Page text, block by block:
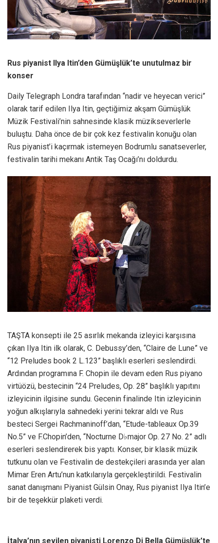
Rus piyanist Ilya Itin’den Gümüşlük’te unutulmaz bir
konser
Daily Telegraph Londra tarafından “nadir ve heyecan verici”
olarak tarif edilen Ilya Itin, geçtiğimiz akşam Gümüşlük
Müzik Festivali’nin sahnesinde klasik müzikseverlerle
buluştu. Daha önce de bir çok kez festivalin konuğu olan
Rus piyanist’i kaçırmak istemeyen Bodrumlu sanatseverler,
festivalin tarihi mekanı Antik Taş Ocağı’nı doldurdu.
TAŞTA konsepti ile 25 asırlık mekanda izleyici karşısına
çıkan Ilya Itin ilk olarak, C. Debussy’den, “Claire de Lune” ve
“12 Preludes book 2 L.123” başlıklı eserleri seslendirdi.
Ardından programına F. Chopin ile devam eden Rus piyano
virtüözü, bestecinin “24 Preludes, Op. 28” başlıklı yapıtını
izleyicinin ilgisine sundu. Gecenin finalinde Itin izleyicinin
yoğun alkışlarıyla sahnedeki yerini tekrar aldı ve Rus
besteci Sergei Rachmaninoff’dan, “Etude-tableaux Op.39
No.5” ve F.Chopin’den, “Nocturne D♭major Op. 27 No. 2” adlı
eserleri seslendirerek bis yaptı. Konser, bir klasik müzik
tutkunu olan ve Festivalin de destekçileri arasında yer alan
Mimar Eren Artu’nun katkılarıyla gerçekleştirildi. Festivalin
sanat danışmanı Piyanist Gülsin Onay, Rus piyanist Ilya Itin’e
bir de teşekkür plaketi verdi.
İtalya’nın sevilen piyanisti Lorenzo Di Bella Gümüşlük’te